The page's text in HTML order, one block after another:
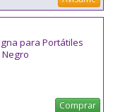
para Portátiles
Comprar